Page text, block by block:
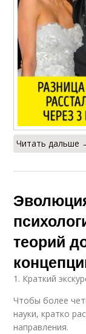
Читать дальше
теорий
1. Краткий
Чтобы более
науки, кратко
направления.